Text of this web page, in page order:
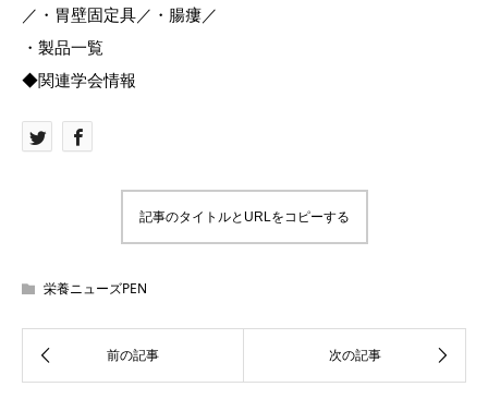
／・胃壁固定具／・腸瘻／
・製品一覧
◆関連学会情報
記事のタイトルとURLをコピーする
栄養ニューズPEN